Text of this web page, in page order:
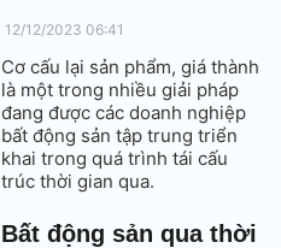
12/12/2023 06:41
Cơ cấu lại sản phẩm, giá thành
là một trong nhiều giải pháp
đang được các doanh nghiệp
bất động sản tập trung triển
khai trong quá trình tái cấu
trúc thời gian qua.
Bất động sản qua thời